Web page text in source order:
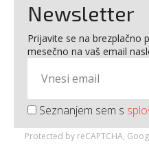
Newsletter
Prijavite se na brezplačno
mesečno na vaš email
Seznanjem sem s
Protected by reCAPTCHA,